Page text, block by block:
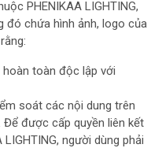
PHENIKAA LIGHTING,
đó chứa hình ảnh, logo của
toàn độc lập với
soát các nội dung trên
được cấp quyền liên kết
người dùng phải